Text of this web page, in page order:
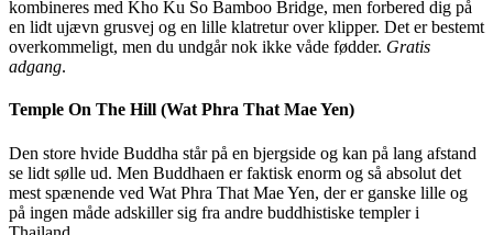
kombineres med Kho Ku So Bamboo Bridge, men forbered dig på
en lidt ujævn grusvej og en lille klatretur over klipper. Det er bestemt
overkommeligt, men du undgår nok ikke våde fødder. Gratis
adgang.
Temple On The Hill (Wat Phra That Mae Yen)
Den store hvide Buddha står på en bjergside og kan på lang afstand
se lidt sølle ud. Men Buddhaen er faktisk enorm og så absolut det
mest spænende ved Wat Phra That Mae Yen, der er ganske lille og
på ingen måde adskiller sig fra andre buddhistiske templer i